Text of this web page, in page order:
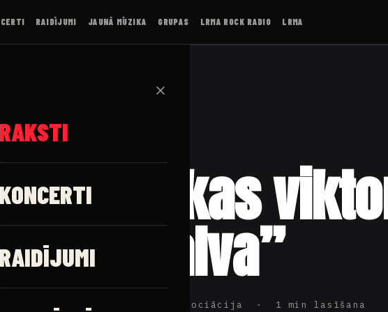
RAIDĪJUMI JAUNĀ MŪZIKA GRUPAS LRMA ROCK RADIO LRMA
✕
RAKSTI
KONCERTI
RAIDĪJUMI Galva”
· Latvijas Rokmūzikas Asociācija · 1 min lasīšana